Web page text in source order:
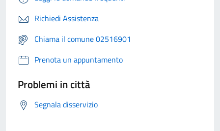
Richiedi Assistenza
Chiama il comune 02516901
Prenota un appuntamento
Problemi in città
Segnala disservizio